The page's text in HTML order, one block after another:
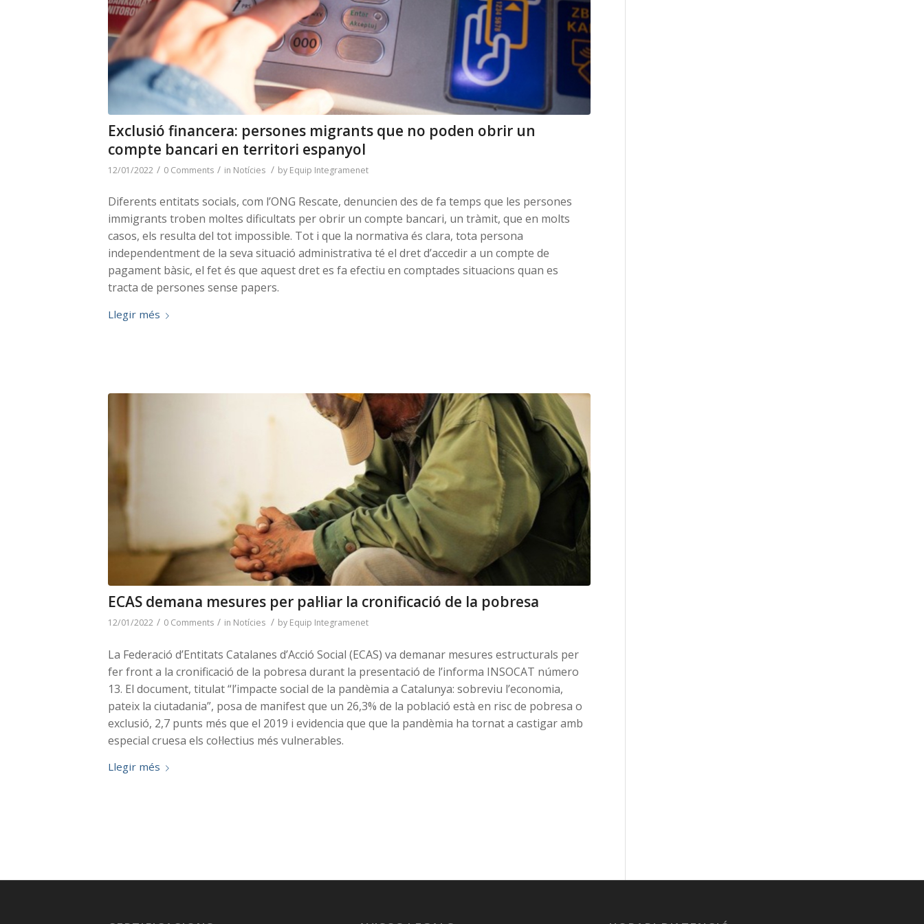
Exclusió financera: persones migrants que no poden obrir un
compte bancari en territori espanyol
12/01/2022 / 0 Comments / in Notícies / by Equip Integramenet
Diferents entitats socials, com l’ONG Rescate, denuncien des de fa temps que les persones
immigrants troben moltes dificultats per obrir un compte bancari, un tràmit, que en molts
casos, els resulta del tot impossible. Tot i que la normativa és clara, tota persona
independentment de la seva situació administrativa té el dret d’accedir a un compte de
pagament bàsic, el fet és que aquest dret es fa efectiu en comptades situacions quan es
tracta de persones sense papers.
Llegir més
ECAS demana mesures per pal·liar la cronificació de la pobresa
12/01/2022 / 0 Comments / in Notícies / by Equip Integramenet
La Federació d’Entitats Catalanes d’Acció Social (ECAS) va demanar mesures estructurals per
fer front a la cronificació de la pobresa durant la presentació de l’informa INSOCAT número
13. El document, titulat “l’impacte social de la pandèmia a Catalunya: sobreviu l’economia,
pateix la ciutadania”, posa de manifest que un 26,3% de la població està en risc de pobresa o
exclusió, 2,7 punts més que el 2019 i evidencia que que la pandèmia ha tornat a castigar amb
especial cruesa els col·lectius més vulnerables.
Llegir més